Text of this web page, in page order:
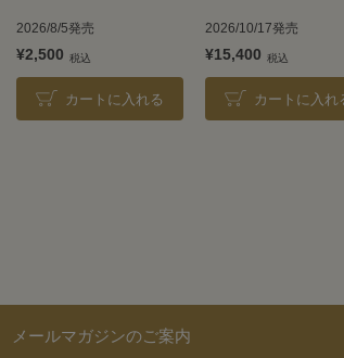
2026/8/5発売
¥2,500
カートに入れる
2026/10/17発売
¥15,400
カートに入れ
メールマガジンのご案内